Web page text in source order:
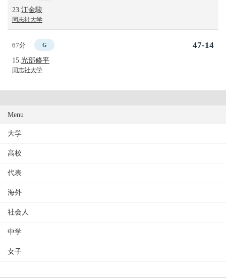
23. 江金駿
同志社大学
67分 G
15. 光部修平
同志社大学
47-14
Menu
大学
高校
代表
海外
社会人
中学
女子